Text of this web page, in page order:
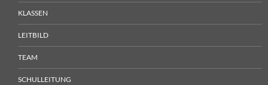
KLASSEN
LEITBILD
TEAM
SCHULLEITUNG